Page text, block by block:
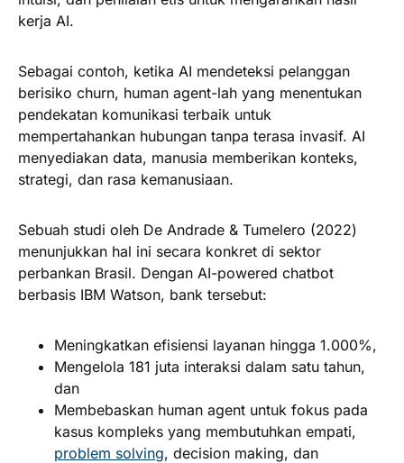
kerja AI.
Sebagai contoh, ketika AI mendeteksi pelanggan
berisiko churn, human agent-lah yang menentukan
pendekatan komunikasi terbaik untuk
mempertahankan hubungan tanpa terasa invasif. AI
menyediakan data, manusia memberikan konteks,
strategi, dan rasa kemanusiaan.
Sebuah studi oleh De Andrade & Tumelero (2022)
menunjukkan hal ini secara konkret di sektor
perbankan Brasil. Dengan AI-powered chatbot
berbasis IBM Watson, bank tersebut:
Meningkatkan efisiensi layanan hingga 1.000%,
Mengelola 181 juta interaksi dalam satu tahun,
dan
Membebaskan human agent untuk fokus pada
kasus kompleks yang membutuhkan empati,
problem solving, decision making, dan